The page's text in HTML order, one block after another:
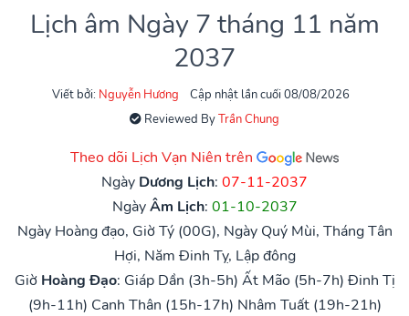
Lịch âm Ngày 7 tháng 11 năm
2037
Viết bởi: Nguyễn Hương
Cập nhật lần cuối 08/08/2026
Reviewed ByTrần Chung
Theo dõi Lịch Vạn Niên trên
Ngày Dương Lịch: 07-11-2037
NgàyÂm Lịch: 01-10-2037
Ngày Hoàng đạo, Giờ Tý (00G), Ngày Quý Mùi, Tháng Tân
Hợi, Năm Đinh Tỵ, Lập đông
Giờ Hoàng Đạo: Giáp Dần (3h-5h) Ất Mão (5h-7h) Đinh Tị
(9h-11h) Canh Thân (15h-17h) Nhâm Tuất (19h-21h)